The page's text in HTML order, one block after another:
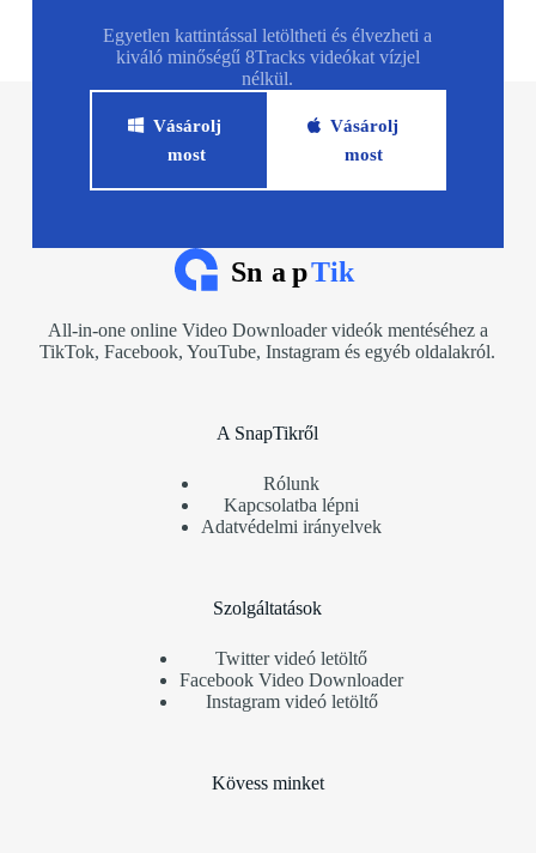
Egyetlen kattintással letöltheti és élvezheti a
kiváló minőségű 8Tracks videókat vízjel
nélkül.
Vásárolj
most
Vásárolj
most
All-in-one online Video Downloader videók mentéséhez a
TikTok, Facebook, YouTube, Instagram és egyéb oldalakról.
A SnapTikről
Rólunk
Kapcsolatba lépni
Adatvédelmi irányelvek
Szolgáltatások
Twitter videó letöltő
Facebook Video Downloader
Instagram videó letöltő
Kövess minket